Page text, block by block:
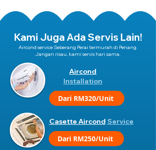
Kami Juga Ada Servis Lain!
Aircond service Seberang Perai termurah di Penang.
Jangan risau, kami servis hari sama.
Aircond
Installation
Dari RM320/Unit
Casette Aircond Service
Dari RM250/Unit